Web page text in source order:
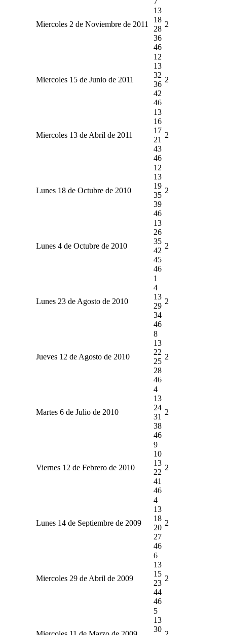
Miercoles 2 de Noviembre de 2011
13
18
28
36
46
2
Miercoles 15 de Junio de 2011
12
13
32
36
42
46
2
Miercoles 13 de Abril de 2011
13
16
17
21
43
46
2
Lunes 18 de Octubre de 2010
12
13
19
35
39
46
2
Lunes 4 de Octubre de 2010
13
26
35
42
45
46
2
Lunes 23 de Agosto de 2010
1
4
13
29
34
46
2
Jueves 12 de Agosto de 2010
8
13
22
25
28
46
2
Martes 6 de Julio de 2010
4
13
24
31
38
46
2
Viernes 12 de Febrero de 2010
9
10
13
22
41
46
2
Lunes 14 de Septiembre de 2009
4
13
18
20
27
46
2
Miercoles 29 de Abril de 2009
6
13
15
23
44
46
2
5
13
30